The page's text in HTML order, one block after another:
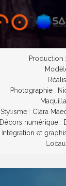
Production
Photographie :
Stylisme : Clara
Décors numérique :
Intégration et